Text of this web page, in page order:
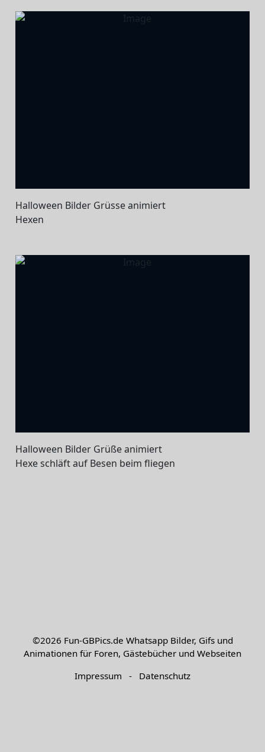
Halloween Bilder Grüsse animiert
Hexen
Halloween Bilder Grüße animiert
Hexe schläft auf Besen beim fliegen
©2026 Fun-GBPics.de Whatsapp Bilder, Gifs und
Animationen für Foren, Gästebücher und Webseiten
Impressum - Datenschutz